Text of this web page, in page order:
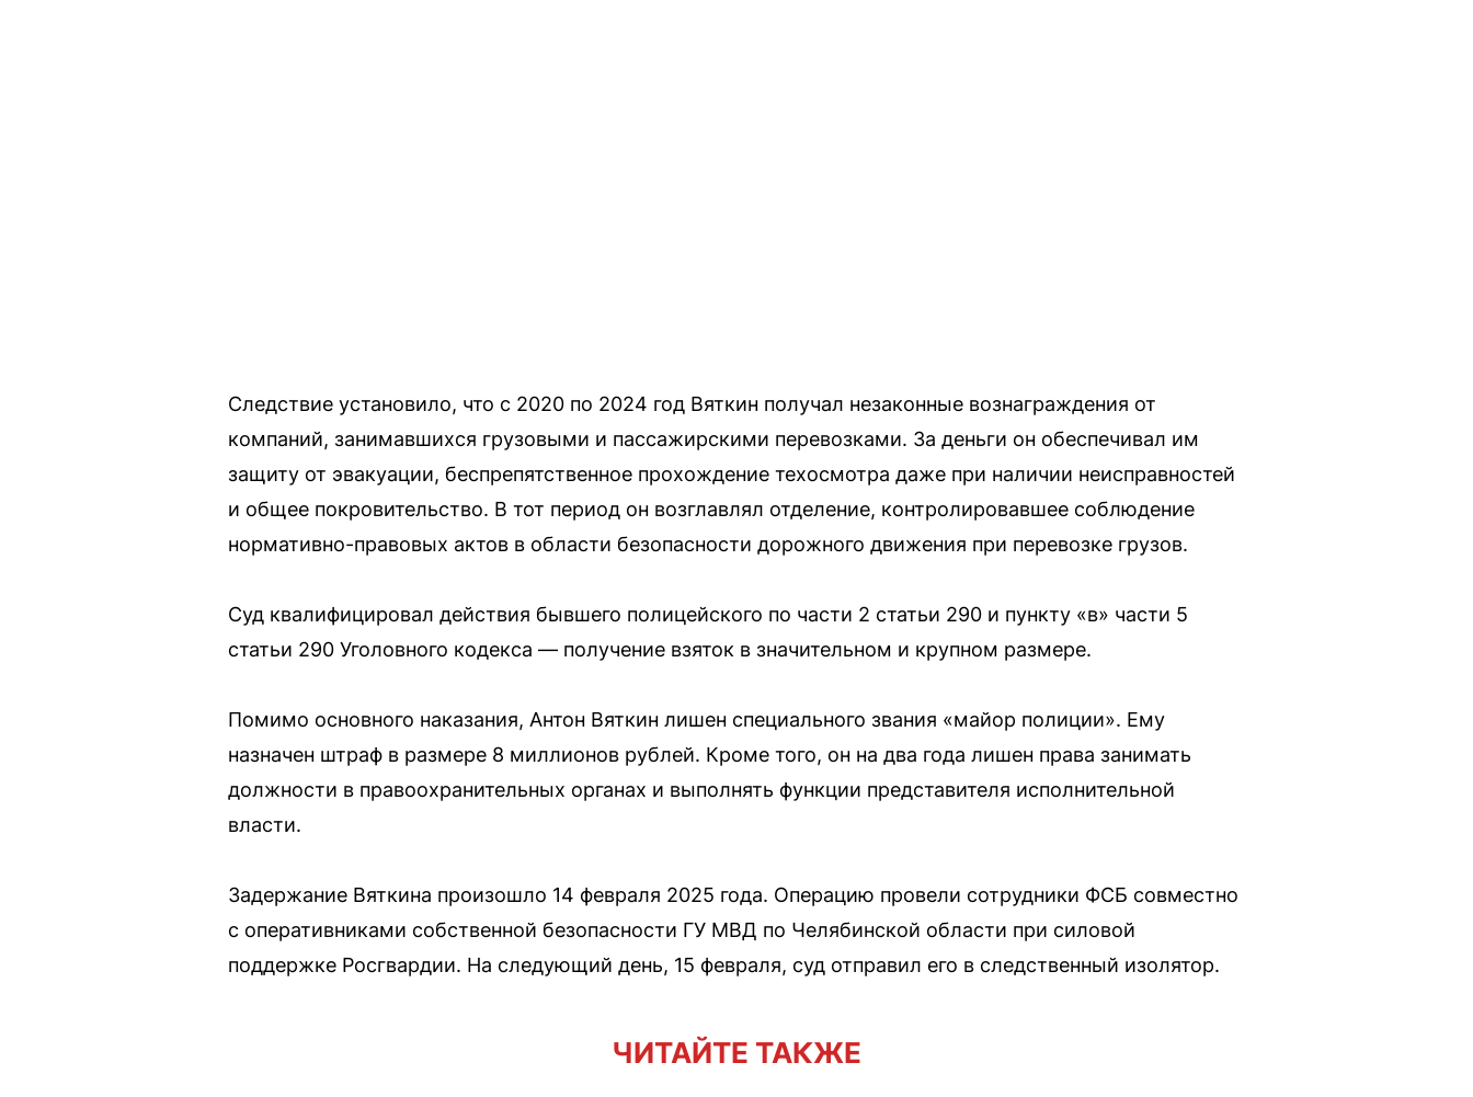
Следствие установило, что с 2020 по 2024 год Вяткин получал незаконные вознаграждения от
компаний, занимавшихся грузовыми и пассажирскими перевозками. За деньги он обеспечивал им
защиту от эвакуации, беспрепятственное прохождение техосмотра даже при наличии неисправностей
и общее покровительство. В тот период он возглавлял отделение, контролировавшее соблюдение
нормативно-правовых актов в области безопасности дорожного движения при перевозке грузов.
Суд квалифицировал действия бывшего полицейского по части 2 статьи 290 и пункту «в» части 5
статьи 290 Уголовного кодекса — получение взяток в значительном и крупном размере.
Помимо основного наказания, Антон Вяткин лишен специального звания «майор полиции». Ему
назначен штраф в размере 8 миллионов рублей. Кроме того, он на два года лишен права занимать
должности в правоохранительных органах и выполнять функции представителя исполнительной
власти.
Задержание Вяткина произошло 14 февраля 2025 года. Операцию провели сотрудники ФСБ совместно
с оперативниками собственной безопасности ГУ МВД по Челябинской области при силовой
поддержке Росгвардии. На следующий день, 15 февраля, суд отправил его в следственный изолятор.
ЧИТАЙТЕ ТАКЖЕ